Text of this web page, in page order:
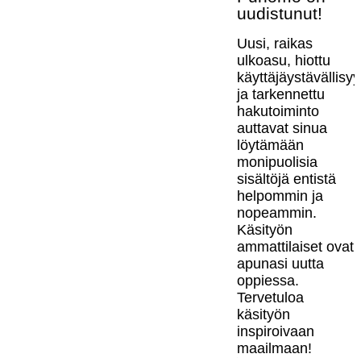
uudistunut!
Uusi, raikas
ulkoasu, hiottu
ja tarkennettu
hakutoiminto
auttavat sinua
löytämään
monipuolisia
sisältöjä entistä
helpommin ja
nopeammin.
Käsityön
ammattilaiset ovat
apunasi uutta
oppiessa.
Tervetuloa
käsityön
inspiroivaan
maailmaan!